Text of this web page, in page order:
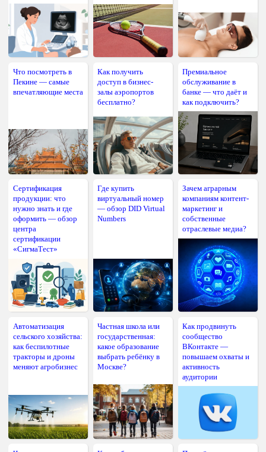
Что посмотреть в
Пекине — самые
впечатляющие места
Как получить
доступ в бизнес-
залы аэропортов
бесплатно?
Премиальное
обслуживание в
банке — что даёт и
как подключить?
Сертификация
продукции: что
нужно знать и где
оформить — обзор
центра
сертификации
«СигмаТест»
Где купить
виртуальный номер
— обзор DID Virtual
Numbers
Зачем аграрным
компаниям контент-
маркетинг и
собственные
отраслевые медиа?
Автоматизация
сельского хозяйства:
как беспилотные
тракторы и дроны
меняют агробизнес
Частная школа или
государственная:
какое образование
выбрать ребёнку в
Москве?
Как продвинуть
сообщество
ВКонтакте —
повышаем охваты и
активность
аудитории